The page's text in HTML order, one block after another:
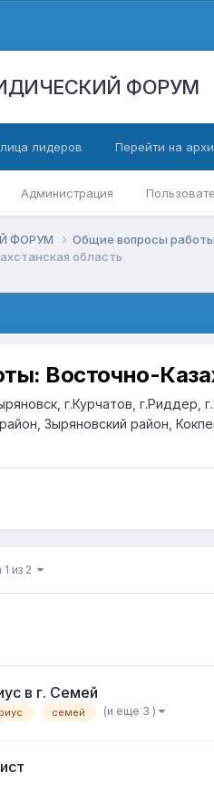
ФОРУМ
Администрация
лидеров Перейти на
ФОРУМ Общие вопросы
область
Восточно-
г.Курчатов,
Зыряновский район,
из 2
в г. Семей
семей (и еще 3 )